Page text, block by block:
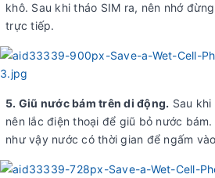
khô. Sau khi tháo SIM ra, nên nhớ
trực tiếp.
5. Giũ nước bám trên di động. Sau
nên lắc điện thoại để giũ bỏ nước
như vậy nước có thời gian để ngấm